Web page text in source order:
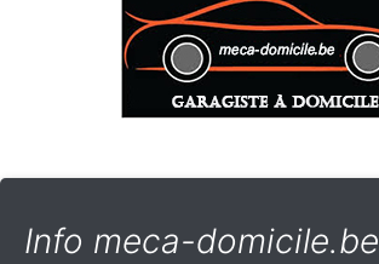
Info meca-domicile.be